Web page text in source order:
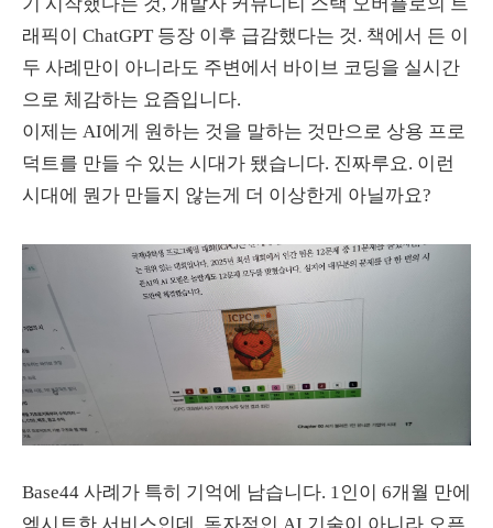
래픽이 ChatGPT 등장 이후 급감했다는 것. 책에서 든 이
두 사례만이 아니라도 주변에서 바이브 코딩을 실시간
으로 체감하는 요즘입니다.
이제는 AI에게 원하는 것을 말하는 것만으로 상용 프로
덕트를 만들 수 있는 시대가 됐습니다. 진짜루요. 이런
시대에 뭔가 만들지 않는게 더 이상한게 아닐까요?
Base44 사례가 특히 기억에 남습니다. 1인이 6개월 만에